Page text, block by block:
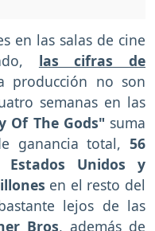
en las salas de cine
las cifras de
producción no son
semanas en las
Of The Gods" suma
ganancia total,56
Estados Unidos y
en el resto del
lejos de las
Bros, además de